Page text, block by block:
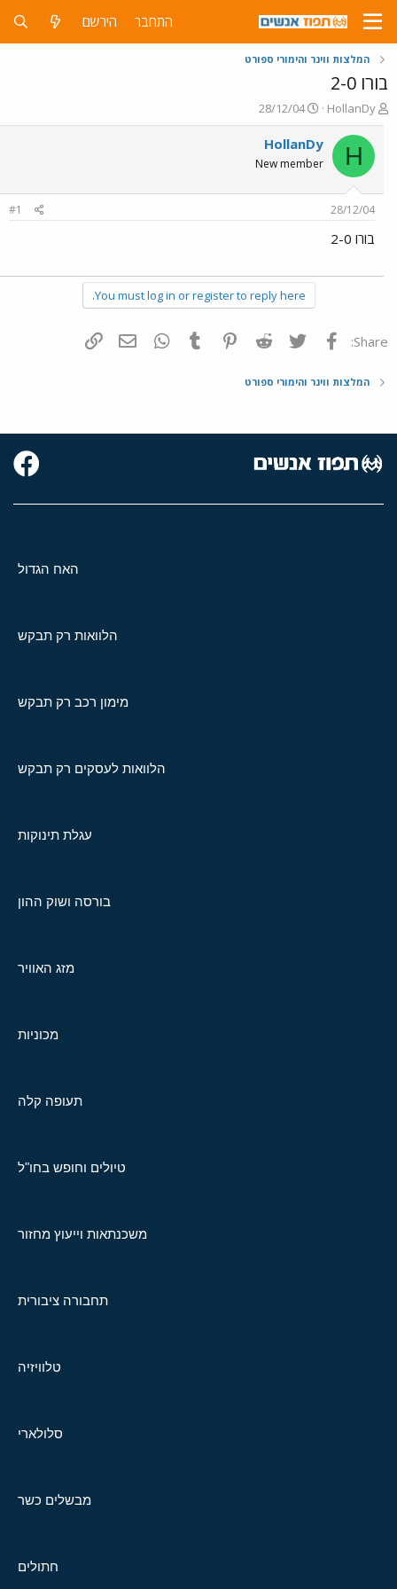
התחבר הירשם
המלצות ווינר והימורי ספורט
בורו 2-0
פ
ו
ת
ח
ה
ש
א
HollanDy
פ
ו
ר
ם
28/12/04
H
HollanDy
New member
28/12/04
#1
בורו 2-0
You must log in or register to reply here.
Share: פייסבוק Twitter
Reddit
Pinterest
Tumblr
WhatsAppדואר אלקטרוני
המלצות ווינר והימורי ספורט
האח הגדול
הלוואות רק תבקש
מימון רכב רק תבקש
הלוואות לעסקים רק תבקש
עגלת תינוקות
בורסה ושוק ההון
מזג האוויר
מכוניות
תעופה קלה
טיולים וחופש בחו"ל
משכנתאות וייעוץ מחזור
תחבורה ציבורית
טלוויזיה
סלולארי
מבשלים כשר
חתולים